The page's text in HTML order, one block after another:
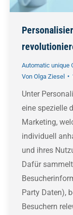
Automatic unique
Von Olga Ziesel
Unter
eine spezielle
Marketing,
individuell
und ihres
Dafür
Party Daten),
Besuchern